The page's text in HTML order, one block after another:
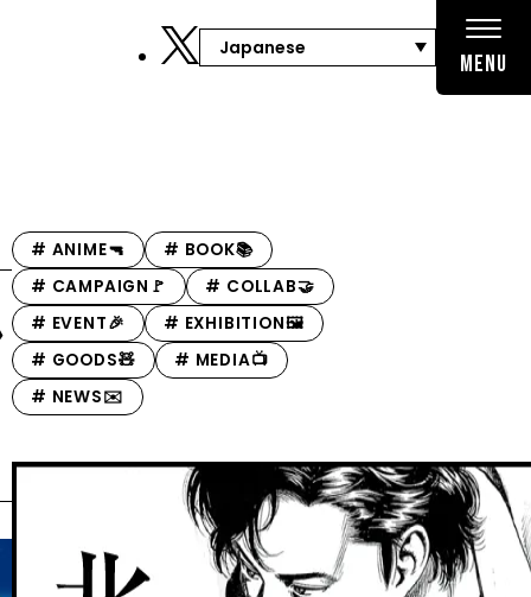
MENU
# ANIME🔫
# BOOK📚
# CAMPAIGN🚩
# COLLAB🤝
# EVENT🎉
# EXHIBITION🖼️
# GOODS🧸️
# MEDIA📺
# NEWS✉️️